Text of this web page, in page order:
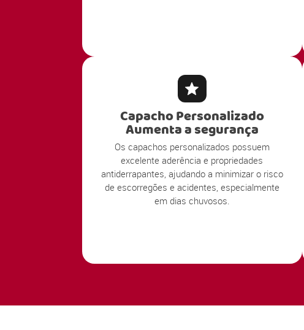
Capacho Personalizado
Aumenta a segurança
Os capachos personalizados possuem
excelente aderência e propriedades
antiderrapantes, ajudando a minimizar o risco
de escorregões e acidentes, especialmente
em dias chuvosos.